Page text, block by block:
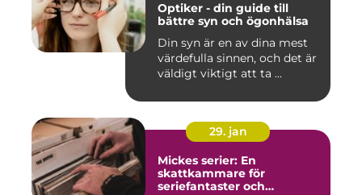
Optiker - din guide till
bättre syn och ögonhälsa
Din syn är en av dina mest
värdefulla sinnen, och det är
väldigt viktigt att ta ...
29. jan
Mickes serier: En
skattkammare för
seriefantaster och